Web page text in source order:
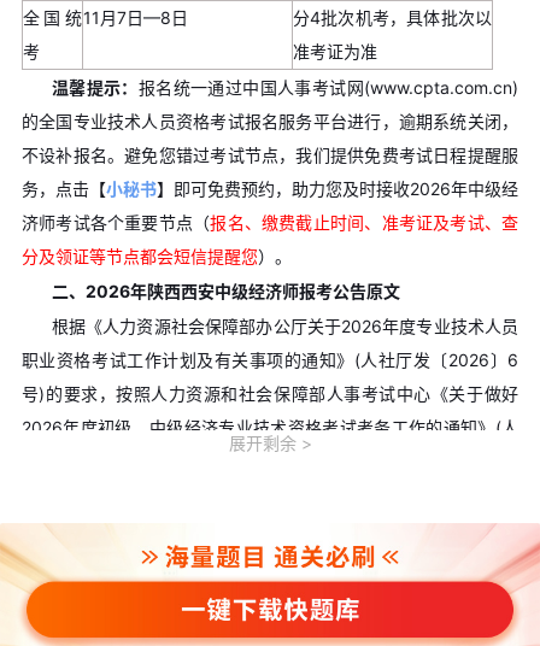
全国统
考
11月7日—8日
分4批次机考，具体批次以
准考证为准
温馨提示： 报名统一通过中国人事考试网(www.cpta.com.cn)
的全国专业技术人员资格考试报名服务平台进行，逾期系统关闭，
不设补报名。避免您错过考试节点，我们提供免费考试日程提醒服
务，点击【小秘书】即可免费预约，助力您及时接收2026年中级经
济师考试各个重要节点（报名、缴费截止时间、准考证及考试、查
分及领证等节点都会短信提醒您）。
二、2026年陕西西安中级经济师报考公告原文
根据《人力资源社会保障部办公厅关于2026年度专业技术人员
职业资格考试工作计划及有关事项的通知》(人社厅发〔2026〕6
号)的要求，按照人力资源和社会保障部人事考试中心《关于做好
2026年度初级、中级经济专业技术资格考试考务工作的通知》(人
一、考试设置
初中级经济考试均设工商管理、农业经济、财政税收、金融、
保险、运输经济、人力资源管理、旅游经济、建筑与房地产经济、
知识产权等10个专业类别。每个专业均设公共科目《经济基础知
展开剩余